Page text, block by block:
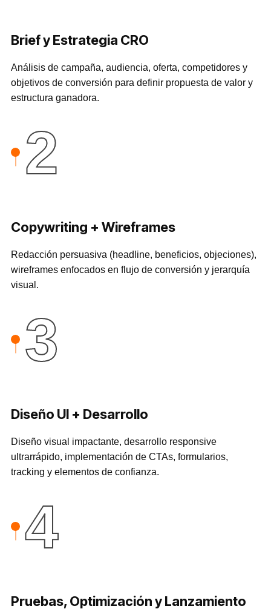
Brief y Estrategia CRO
Análisis de campaña, audiencia, oferta, competidores y
objetivos de conversión para definir propuesta de valor y
estructura ganadora.
2
Copywriting + Wireframes
Redacción persuasiva (headline, beneficios, objeciones),
wireframes enfocados en flujo de conversión y jerarquía
visual.
3
Diseño UI + Desarrollo
Diseño visual impactante, desarrollo responsive
ultrarrápido, implementación de CTAs, formularios,
tracking y elementos de confianza.
4
Pruebas, Optimización y Lanzamiento